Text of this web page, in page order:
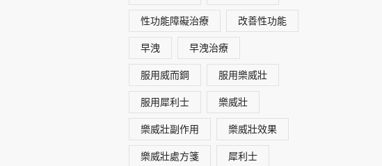
性功能障礙治療 改善性功能
早洩 早洩治療
服用威而鋼 服用樂威壯
服用犀利士 樂威壯
樂威壯副作用 樂威壯效果
樂威壯處方箋 犀利士